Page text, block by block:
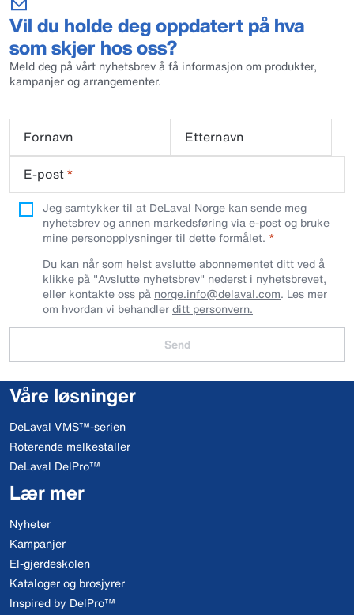
Vil du holde deg oppdatert på hva
som skjer hos oss?
Meld deg på vårt nyhetsbrev å få informasjon om produkter,
kampanjer og arrangementer.
Fornavn
Etternavn
E-post*
Jeg samtykker til at DeLaval Norge kan sende meg
nyhetsbrev og annen markedsføring via e-post og bruke
mine personopplysninger til dette formålet.
Du kan når som helst avslutte abonnementet ditt ved å
klikke på "Avslutte nyhetsbrev" nederst i nyhetsbrevet,
eller kontakte oss på norge.info@delaval.com. Les mer
om hvordan vi behandlerditt personvern.
Send
Våre løsninger
DeLaval VMS™-serien
Roterende melkestaller
DeLaval DelPro™
Lær mer
Nyheter
Kampanjer
El-gjerdeskolen
Kataloger og brosjyrer
Inspired by DelPro™